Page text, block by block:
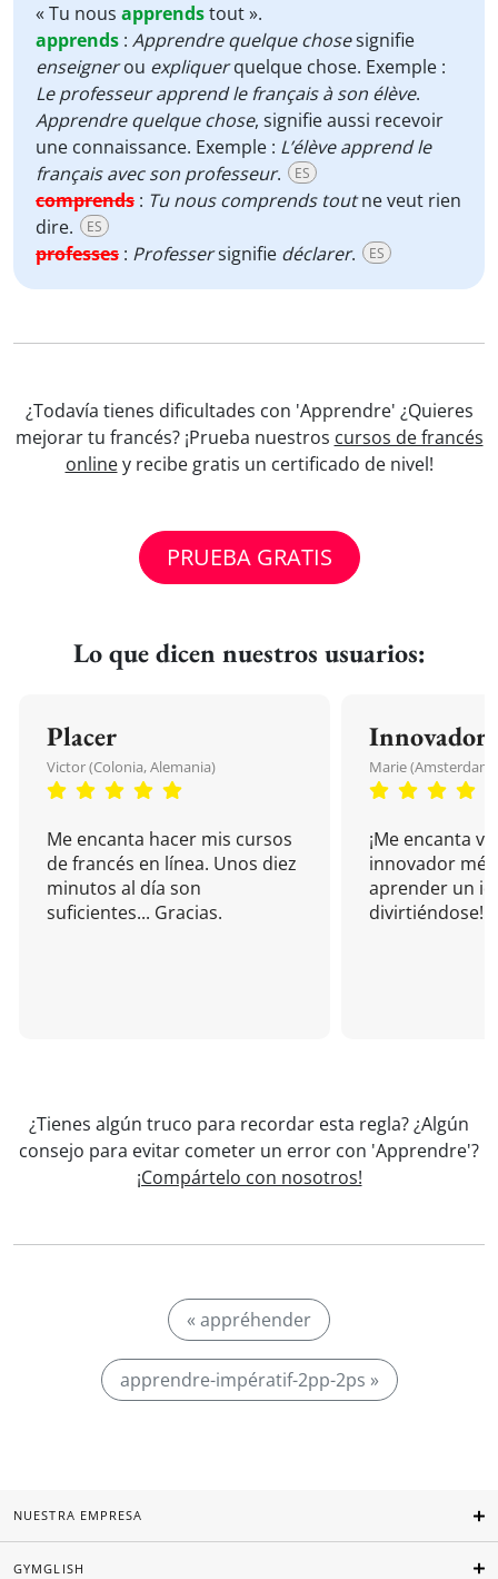
« Tu nous apprendstout ».
apprends : Apprendre quelque chosesignifie
enseignerou expliquerquelque chose. Exemple :
Le professeur apprend le français à son élève.
Apprendre quelque chose, signifie aussi recevoir
une connaissance. Exemple : L’élève apprend le
français avec son professeur. ES
comprends : Tu nous comprends toutne veut rien
dire.
ES
professes : Professersignifie déclarer. ES
¿Todavía tienes dificultades con 'Apprendre' ¿Quieres
mejorar tu francés? ¡Prueba nuestros cursos de francés
onliney recibe gratis un certificado de nivel!
PRUEBA GRATIS
Lo que dicen nuestros usuarios:
Placer
Victor (Colonia, Alemania)
Me encanta hacer mis cursos
de francés en línea. Unos diez
minutos al día son
suficientes... Gracias.
Innovador
Marie (Amsterdam,
¡Me encanta
innovador
aprender un
divirtiéndose!
¿Tienes algún truco para recordar esta regla? ¿Algún
consejo para evitar cometer un error con 'Apprendre'?
¡Compártelo con nosotros!
« appréhender
apprendre-impératif-2pp-2ps »
NUESTRA EMPRESA
GYMGLISH